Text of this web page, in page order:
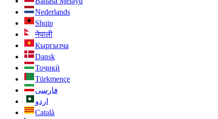
Nederlands
Shqip
नेपाली
Кыргызча
Dansk
Тоҷикӣ
Türkmençe
فارسی
اردو
Català